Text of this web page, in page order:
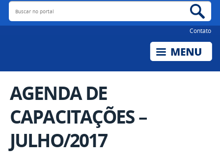
Buscar no portal
Contato
AGENDA DE
CAPACITAÇÕES –
JULHO/2017